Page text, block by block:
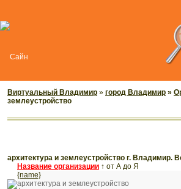
Виртуальный Владимир » город Владимир »
землеустройство
архитектура и землеустройство г. Владимир.
Название организации ↑ от А до Я
{name}
архитектура и землеустройство